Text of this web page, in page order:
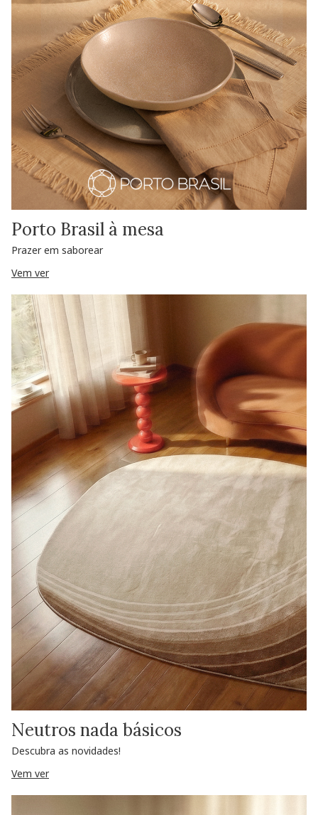
Porto Brasil à mesa
Prazer em saborear
Vem ver
Neutros nada básicos
Descubra as novidades!
Vem ver